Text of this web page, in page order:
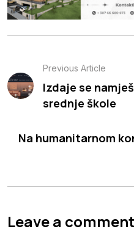
Previous Article
Izdaje se
srednje škole
Na humanitarnom
Leave a comment